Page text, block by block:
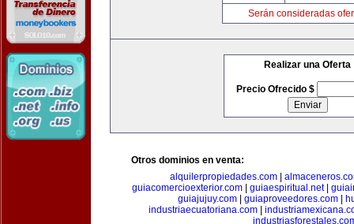
Serán consideradas
Realizar una Oferta
Precio Ofrecido $
Otros dominios en venta:
alquilerpropiedades.com
guiacomercioexterior.com| guiaespiritual.net|
guiajujuy.com| guiaproveedores.com|
industriaecuatoriana.com|